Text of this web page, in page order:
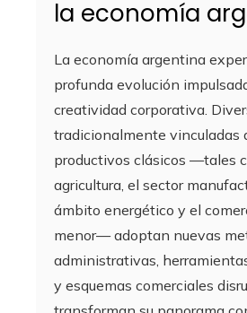
la economía
La economía argentina
profunda evolución
creatividad corporativa.
tradicionalmente vinculadas
productivos clásicos —tales
agricultura, el sector
ámbito energético y el
menor— adoptan nuevas
administrativas,
y esquemas comerciales